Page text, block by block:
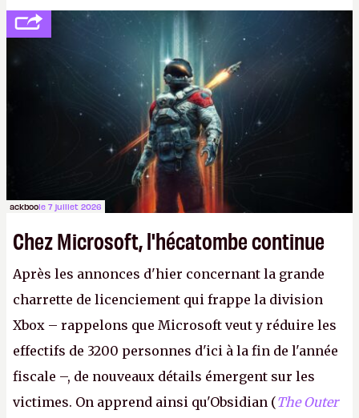
développement (pour ce que l'on sait, ils bossent
peut-être sur
Fallout Football ou
Fallout vs. Les
Lapins Crétins) et l'Obsidian d'aujourd'hui n'est plus
le même studio qu'il y a 15 ans. Mais bon, OK, on
peut commencer à fantasmer.A.
ackboole 7 juillet 2026
Chez Microsoft, l'hécatombe continue
Après les annonces d'hier concernant la grande
charrette de licenciement qui frappe la division
Xbox – rappelons que Microsoft veut y réduire les
effectifs de 3200 personnes d'ici à la fin de l'année
fiscale –, de nouveaux détails émergent sur les
victimes. On apprend ainsi qu'Obsidian (The Outer